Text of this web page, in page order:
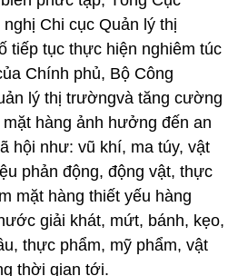
Chi cục Quản lý thị
tiếp tục thực hiện nghiêm túc
Chính phủ, Bộ Công
lý thị trườngvà tăng cường
hàng ảnh hưởng đến an
hội như: vũ khí, ma túy, vật
phản động, động vật, thực
mặt hàng thiết yếu hàng
giải khát, mứt, bánh, kẹo,
thực phẩm, mỹ phẩm, vật
thời gian tới.